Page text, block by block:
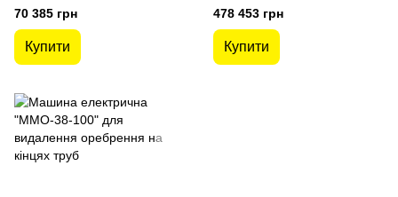
тонкостінних колекторів
«Мангус»
70 385 грн
Купити
оребрення на кінцях труб
478 453 грн
Купити